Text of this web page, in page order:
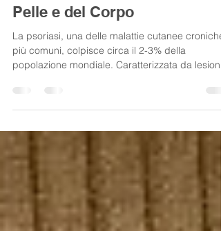
Psoriasi e Sindrome
Metabolica: Un Approccio
Integrato per la Salute della
Pelle e del Corpo
più comuni, colpisce circa il 2-3% della